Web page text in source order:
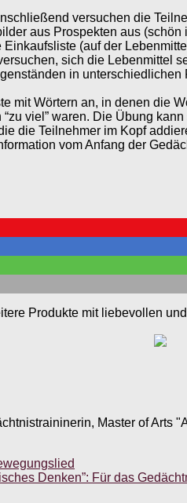
versuchen die
aus Prospekten aus
(auf der
sich die Lebenmittel
in
mit Wörtern an, in denen die
viel” waren. Die Übung
die Teilnehmer im Kopf
vom Anfang der
Produkte mit liebevollen
Master of Arts
Denken”: Für das